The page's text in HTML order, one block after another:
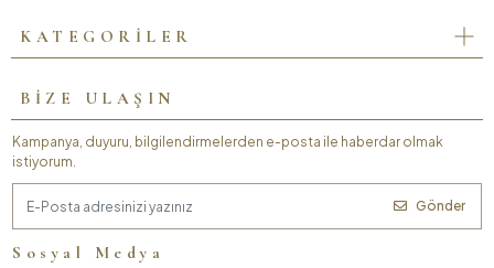
KATEGORİLER
BİZE ULAŞIN
Kampanya, duyuru, bilgilendirmelerden e-posta ile haberdar olmak
istiyorum.
Gönder
Sosyal Medya